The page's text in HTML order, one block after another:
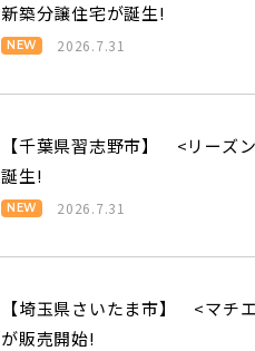
新築分譲住宅が誕生!
2026.7.31
【千葉県習志野市】 <リーズ
誕生!
2026.7.31
【埼玉県さいたま市】 <マチ
が販売開始!